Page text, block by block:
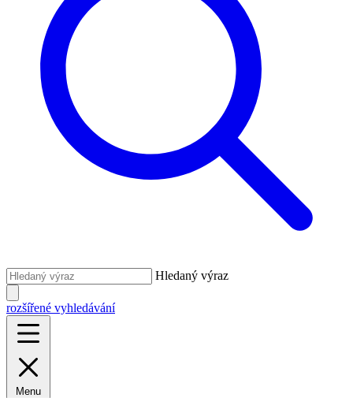
Hledaný výraz
rozšířené vyhledávání
Menu